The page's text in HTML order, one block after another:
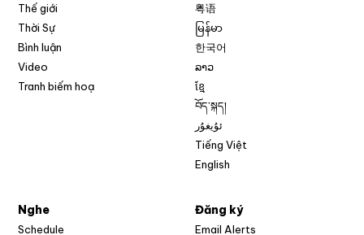
Thế giới
Thời Sự
Bình luận
Video
Tranh biếm hoạ
粤语
မြန်မာ
한국어
ລາວ
ខ្មែ
བོད་སྐད།
ئۇيغۇر
Tiếng Việt
English
Nghe
Schedule
Đăng ký
Email Alerts